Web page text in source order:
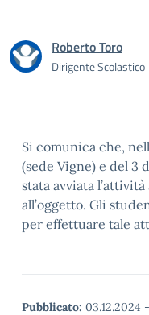
Roberto Toro
Dirigente Scolastico
Si comunica che,
(sede Vigne) e del 3
stata avviata
all’oggetto. Gli
per effettuare tale
Pubblicato: 03.12.2024 -